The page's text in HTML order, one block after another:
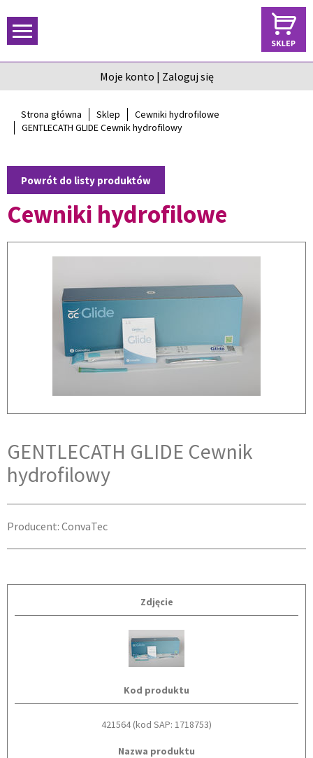
Moje konto | Zaloguj się
Strona główna Sklep
Cewniki hydrofilowe
GENTLECATH GLIDE Cewnik hydrofilowy
Powrót do listy produktów
Cewniki hydrofilowe
GENTLECATH GLIDE Cewnik
hydrofilowy
Producent: ConvaTec
Zdjęcie
Kod produktu
421564 (kod SAP: 1718753)
Nazwa produktu